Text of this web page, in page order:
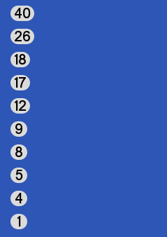
40
26
18
17
12
9
8
5
4
1